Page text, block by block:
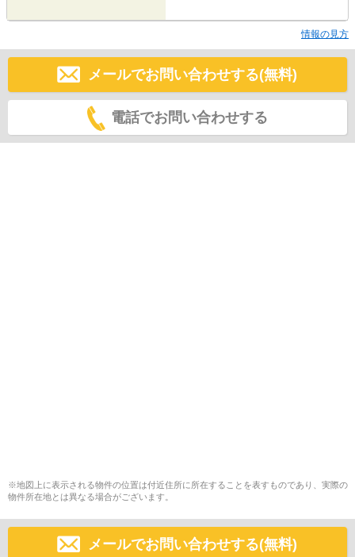
情報の見方
メールでお問い合わせする(無料)
電話でお問い合わせする
※地図上に表示される物件の位置は付近住所に所在することを表すものであり、実際の
物件所在地とは異なる場合がございます。
メールでお問い合わせする(無料)